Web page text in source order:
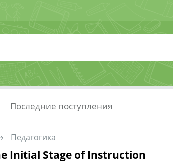
Последние поступления
Педагогика
Initial Stage of Instruction